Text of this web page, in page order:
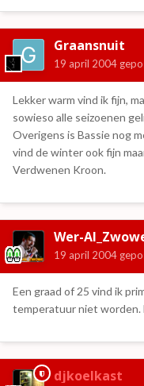
Graansnuit
19 april 2004
Lekker warm vind ik fijn,
sowieso alle seizoenen
Overigens is Bassie nog
vind de winter ook fijn
Verdwenen Kroon.
Wer-
19 april 2004
Een graad of 25 vind ik
temperatuur niet worden.
djkoelkast